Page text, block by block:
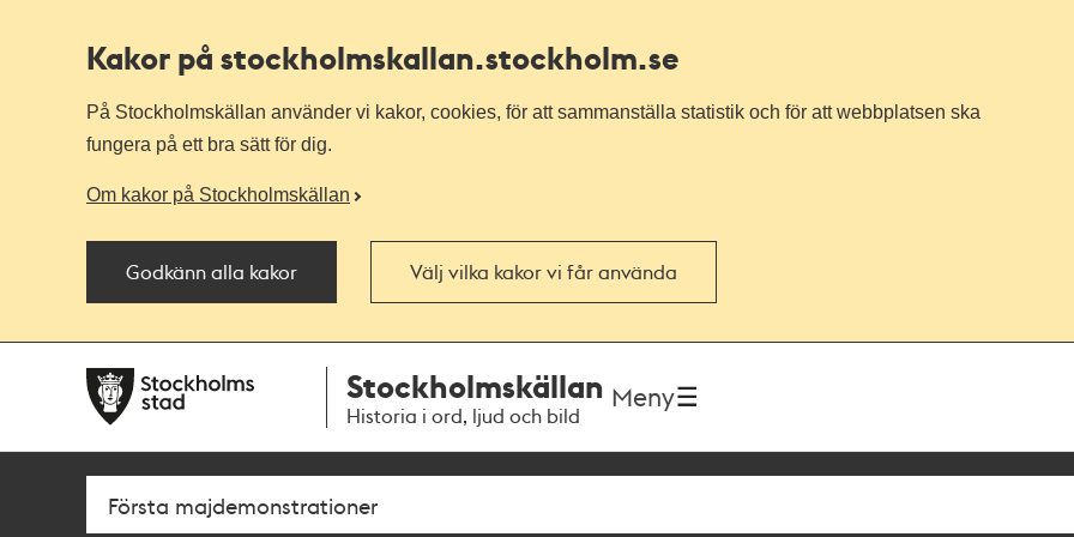
Kakor på stockholmskallan.stockholm.se
På Stockholmskällan använder vi kakor, cookies, för att sammanställa statistik och för att webbplatsen ska
fungera på ett bra sätt för dig.
Om kakor på Stockholmskällan
Godkänn alla kakor Välj vilka kakor vi får använda
navigationen
huvudinnehållet
Stockholmskällan
Historia i ord, ljud och bild
Meny
Sök